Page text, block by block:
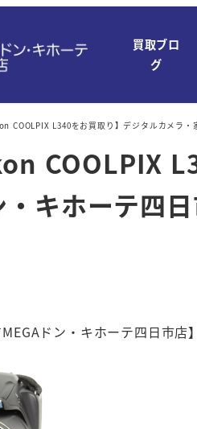
買取ブロ
グ
COOLPIX L340をお買取り】デジタルカメラ
COOLPIX
キホーテ四
ドン・キホーテ四日市店